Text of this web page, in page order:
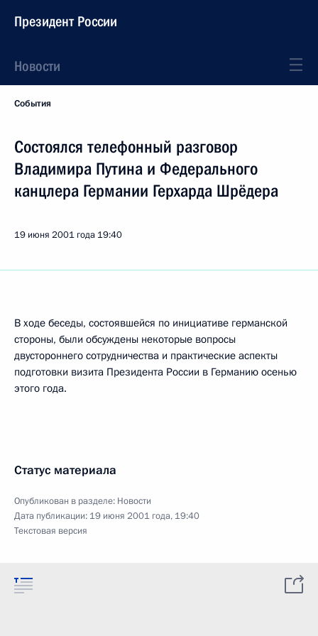
Президент России
Новости
События
Состоялся телефонный разговор
Владимира Путина и Федерального
канцлера Германии Герхарда Шрёдера
19 июня 2001 года 19:40
В ходе беседы, состоявшейся по инициативе германской
стороны, были обсуждены некоторые вопросы
двустороннего сотрудничества и практические аспекты
подготовки визита Президента России в Германию осенью
этого года.
Статус материала
Опубликован в разделе: Новости
Дата публикации: 19 июня 2001 года, 19:40
Текстовая версия